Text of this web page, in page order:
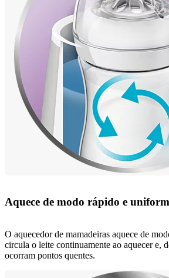
Aquece de modo rápido e
O aquecedor de mamadeiras aquece de
circula o leite continuamente ao aquecer e,
ocorram pontos quentes.